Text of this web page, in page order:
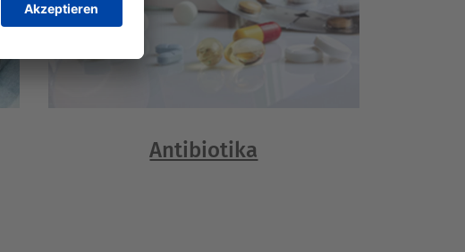
Antibiotika